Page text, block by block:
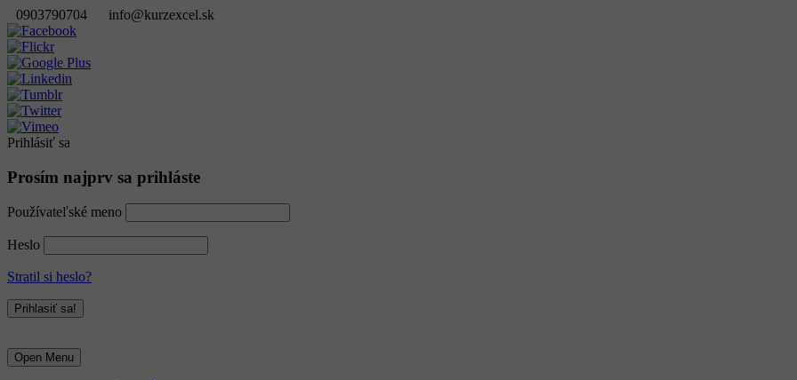
0903790704 info@kurzexcel.sk
Prihlásiť sa
Prosím najprv sa prihláste
Používateľské meno
Heslo
Stratil si heslo?
Open Menu